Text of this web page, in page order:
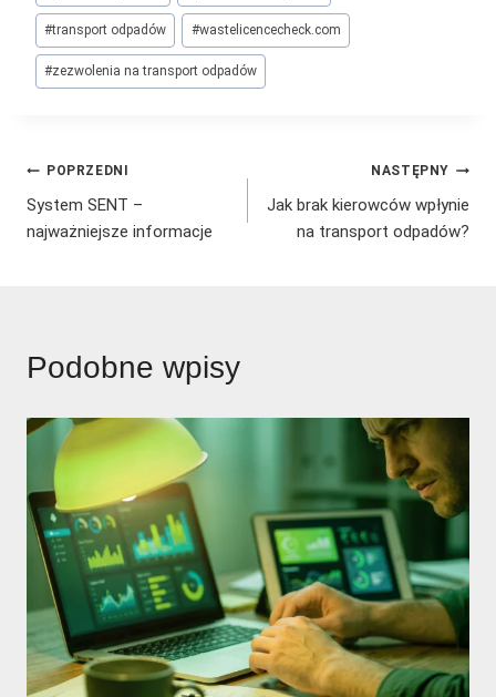
#transport odpadów #wastelicencecheck.com
#zezwolenia na transport odpadów
Nawigacja
wpisu
POPRZEDNI
System SENT –
najważniejsze informacje
NASTĘPNY
Jak brak kierowców wpłynie
na transport odpadów?
Podobne wpisy